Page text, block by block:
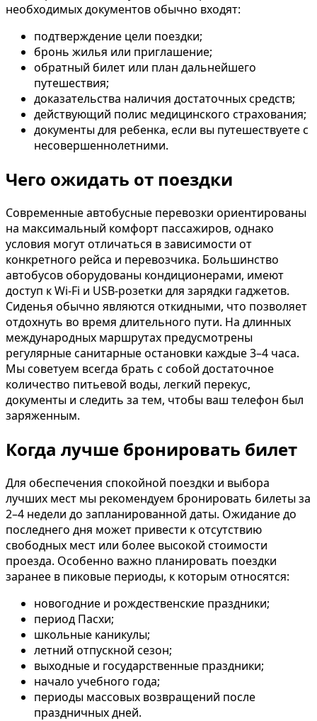
необходимых документов обычно входят:
подтверждение цели поездки;
бронь жилья или приглашение;
обратный билет или план дальнейшего
путешествия;
доказательства наличия достаточных средств;
действующий полис медицинского страхования;
документы для ребенка, если вы путешествуете с
несовершеннолетними.
Чего ожидать от поездки
Современные автобусные перевозки ориентированы
на максимальный комфорт пассажиров, однако
условия могут отличаться в зависимости от
конкретного рейса и перевозчика. Большинство
автобусов оборудованы кондиционерами, имеют
доступ к Wi-Fi и USB-розетки для зарядки гаджетов.
Сиденья обычно являются откидными, что позволяет
отдохнуть во время длительного пути. На длинных
международных маршрутах предусмотрены
регулярные санитарные остановки каждые 3–4 часа.
Мы советуем всегда брать с собой достаточное
количество питьевой воды, легкий перекус,
документы и следить за тем, чтобы ваш телефон был
заряженным.
Когда лучше бронировать билет
Для обеспечения спокойной поездки и выбора
лучших мест мы рекомендуем бронировать билеты за
2–4 недели до запланированной даты. Ожидание до
последнего дня может привести к отсутствию
свободных мест или более высокой стоимости
проезда. Особенно важно планировать поездки
заранее в пиковые периоды, к которым относятся:
новогодние и рождественские праздники;
период Пасхи;
школьные каникулы;
летний отпускной сезон;
выходные и государственные праздники;
начало учебного года;
периоды массовых возвращений после
праздничных дней.